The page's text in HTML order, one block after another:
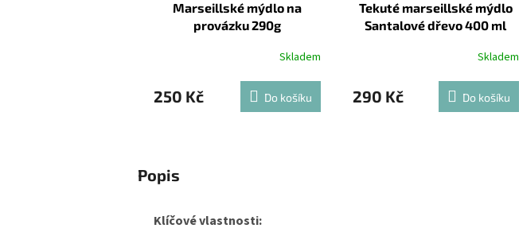
Marseillské mýdlo na
provázku 290g
Skladem
250 Kč Do košíku
Tekuté marseillské mýdlo
Santalové dřevo 400 ml
Skladem
290 Kč Do košíku
Popis
Klíčové vlastnosti: